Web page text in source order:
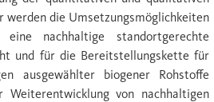
werden die Umsetzungsmöglichkeiten
nachhaltige standortgerechte
und für die Bereitstellungskette für
ausgewählter biogener Rohstoffe
Weiterentwicklung von nachhaltigen